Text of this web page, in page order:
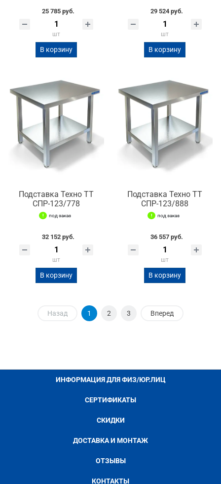
25 785 руб.
шт
В корзину
29 524 руб.
шт
В корзину
Подставка Техно ТТ
СПР-123/778
под заказ
32 152 руб.
шт
В корзину
Подставка Техно ТТ
СПР-123/888
под заказ
36 557 руб.
шт
В корзину
Назад 1 2 3 Вперед
ИНФОРМАЦИЯ ДЛЯ ФИЗ/ЮР.ЛИЦ
СЕРТИФИКАТЫ
СКИДКИ
ДОСТАВКА И МОНТАЖ
ОТЗЫВЫ
КОНТАКТЫ